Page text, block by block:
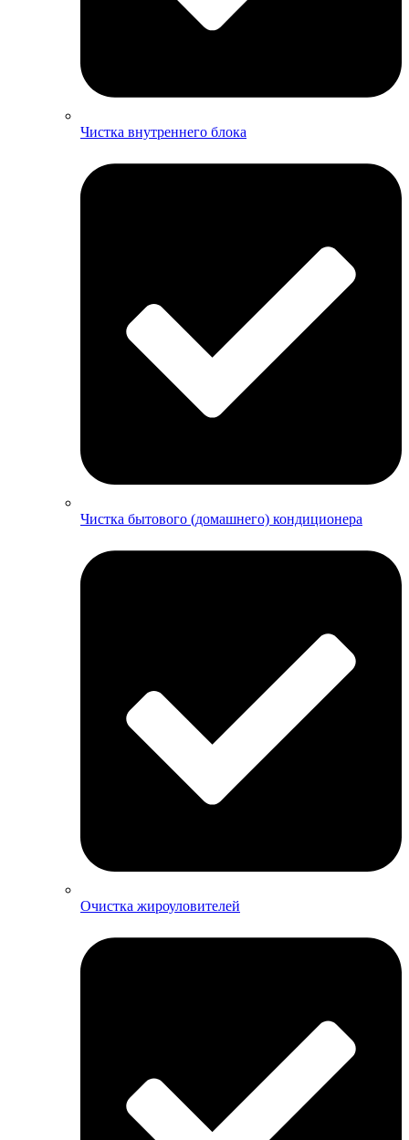
Чистка внутреннего блока
Чистка бытового (домашнего) кондиционера
Очистка жироуловителей